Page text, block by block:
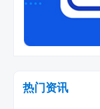
热门资讯